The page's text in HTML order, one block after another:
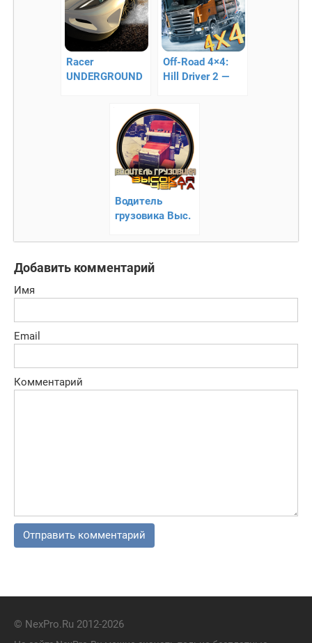
Racer
UNDERGROUND
Off-Road 4×4:
Hill Driver 2 —
Водитель
грузовика Выс.
сложная работа
экспедитора
Добавить комментарий
Имя
Email
Комментарий
© NexPro.Ru 2012-2026